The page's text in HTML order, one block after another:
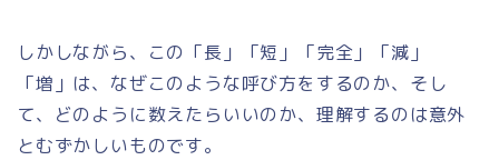
しかしながら、この「長」「短」「完全」「減」
「増」は、なぜこのような呼び方をするのか、そし
て、どのように数えたらいいのか、理解するのは意外
とむずかしいものです。